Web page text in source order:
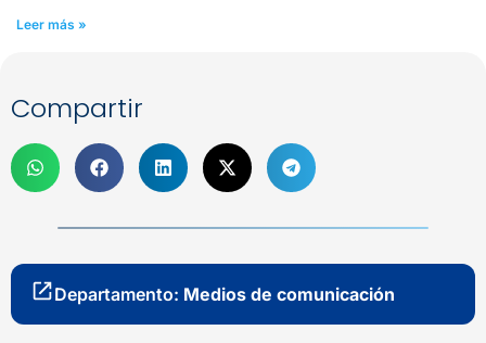
Leer más »
Compartir
Departamento: Medios de comunicación